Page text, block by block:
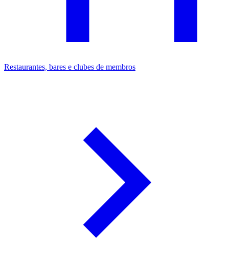
Restaurantes, bares e clubes de membros